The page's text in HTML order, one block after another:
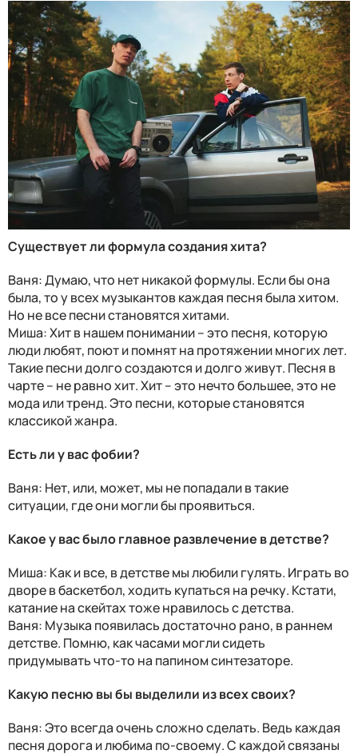
Существует ли формула создания хита?
Ваня: Думаю, что нет никакой формулы. Если бы она
была, то у всех музыкантов каждая песня была хитом.
Но не все песни становятся хитами.
Миша: Хит в нашем понимании – это песня, которую
люди любят, поют и помнят на протяжении многих лет.
Такие песни долго создаются и долго живут. Песня в
чарте – не равно хит. Хит – это нечто большее, это не
мода или тренд. Это песни, которые становятся
классикой жанра.
Есть ли у вас фобии?
Ваня: Нет, или, может, мы не попадали в такие
ситуации, где они могли бы проявиться.
Какое у вас было главное развлечение в детстве?
Миша: Как и все, в детстве мы любили гулять. Играть во
дворе в баскетбол, ходить купаться на речку. Кстати,
катание на скейтах тоже нравилось с детства.
Ваня: Музыка появилась достаточно рано, в раннем
детстве. Помню, как часами могли сидеть
придумывать что-то на папином синтезаторе.
Какую песню вы бы выделили из всех своих?
Ваня: Это всегда очень сложно сделать. Ведь каждая
песня дорога и любима по-своему. С каждой связаны